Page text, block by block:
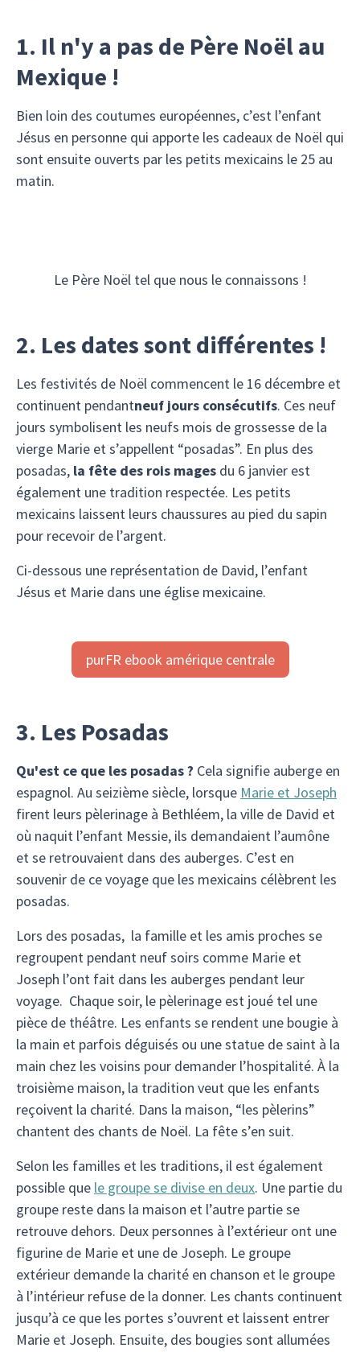
1. Il n'y a pas de Père Noël au
Mexique !
Bien loin des coutumes européennes, c’est l’enfant
Jésus en personne qui apporte les cadeaux de Noël qui
sont ensuite ouverts par les petits mexicains le 25 au
matin.
Le Père Noël tel que nous le connaissons !
2. Les dates sont différentes !
Les festivités de Noël commencent le 16 décembre et
continuent pendantneuf jours consécutifs. Ces neuf
jours symbolisent les neufs mois de grossesse de la
vierge Marie et s’appellent “posadas”. En plus des
posadas, la fête des rois mages du 6 janvier est
également une tradition respectée. Les petits
mexicains laissent leurs chaussures au pied du sapin
pour recevoir de l’argent.
Ci-dessous une représentation de David, l’enfant
Jésus et Marie dans une église mexicaine.
purFR ebook amérique centrale
3. Les Posadas
Qu'est ce que les posadas ? Cela signifie auberge en
espagnol. Au seizième siècle, lorsque Marie et Joseph
firent leurs pèlerinage à Bethléem, la ville de David et
où naquit l’enfant Messie, ils demandaient l’aumône
et se retrouvaient dans des auberges. C’est en
souvenir de ce voyage que les mexicains célèbrent les
posadas.
Lors des posadas, la famille et les amis proches se
regroupent pendant neuf soirs comme Marie et
Joseph l’ont fait dans les auberges pendant leur
voyage. Chaque soir, le pèlerinage est joué tel une
pièce de théâtre. Les enfants se rendent une bougie à
la main et parfois déguisés ou une statue de saint à la
main chez les voisins pour demander l’hospitalité. À la
troisième maison, la tradition veut que les enfants
reçoivent la charité. Dans la maison, “les pèlerins”
chantent des chants de Noël. La fête s’en suit.
Selon les familles et les traditions, il est également
possible que le groupe se divise en deux. Une partie du
groupe reste dans la maison et l’autre partie se
retrouve dehors. Deux personnes à l’extérieur ont une
figurine de Marie et une de Joseph. Le groupe
extérieur demande la charité en chanson et le groupe
à l’intérieur refuse de la donner. Les chants continuent
jusqu’à ce que les portes s’ouvrent et laissent entrer
Marie et Joseph. Ensuite, des bougies sont allumées